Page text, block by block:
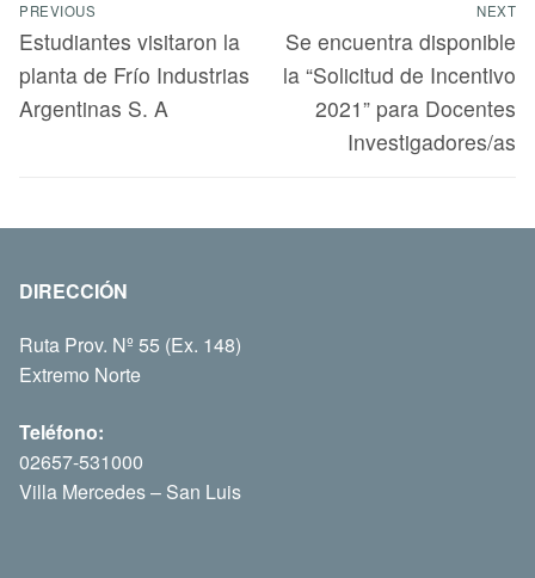
PREVIOUS
Estudiantes visitaron la
planta de Frío Industrias
Argentinas S. A
NEXT
Se encuentra disponible
la “Solicitud de Incentivo
2021” para Docentes
Investigadores/as
DIRECCIÓN
Ruta Prov. Nº 55 (Ex. 148)
Extremo Norte
Teléfono:
02657-531000
Villa Mercedes – San Luis